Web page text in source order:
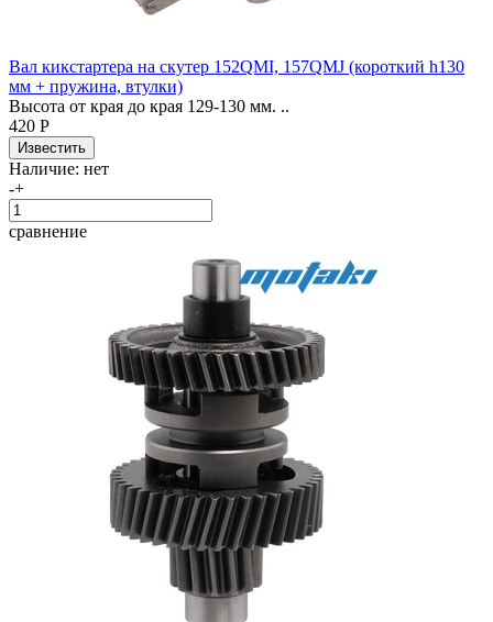
Вал кикстартера на скутер 152QMI, 157QMJ (короткий h130
мм + пружина, втулки)
Высота от края до края 129-130 мм. ..
420 Р
Наличие: нет
-+
сравнение